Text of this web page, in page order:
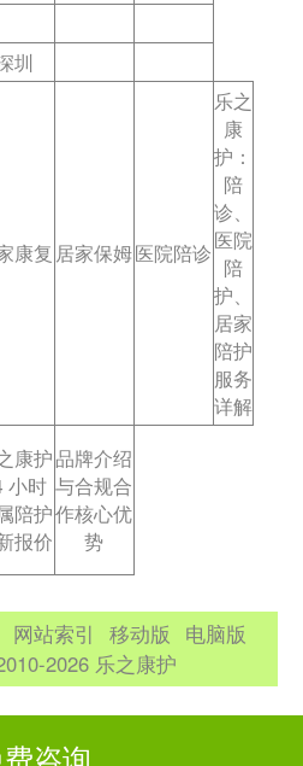
圳
康复 居家保姆医院陪诊
乐之
康
护：
陪
诊、
医院
陪
护、
居家
陪护
服务
详解
康护
小时
陪护
报价
品牌介绍
与合规合
作核心优
势
网站索引 移动版
电脑版
2026 乐之康护